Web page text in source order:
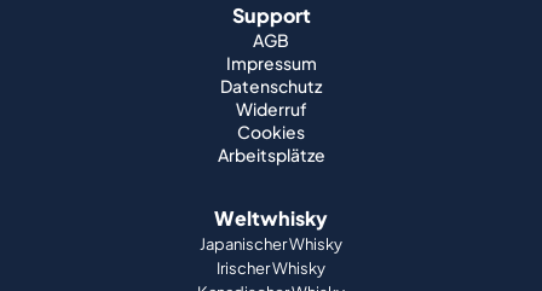
Support
AGB
Impressum
Datenschutz
Widerruf
Cookies
Arbeitsplätze
Weltwhisky
Japanischer Whisky
Irischer Whisky